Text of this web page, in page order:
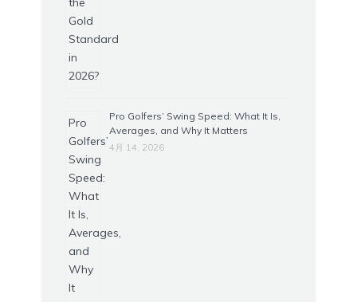
Pro Golfers’ Swing Speed: What It Is,
Averages, and Why It Matters
4月 14, 2026